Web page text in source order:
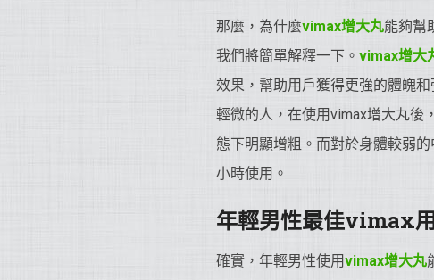
那麼，為什麼vimax增大丸能夠幫
我們將簡單解釋一下。 vimax增大
效果，幫助用戶獲得更強的體魄
輕微的人，在使用vimax增大丸後
態下明顯增粗。而對於身體較弱
小時使用。
年輕男性最佳vimax
確實，年輕男性使用vimax增大丸